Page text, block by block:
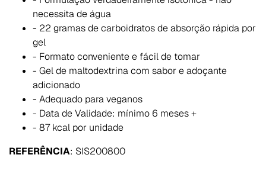
necessita de água
- 22 gramas de carboidratos de absorção rápida por
gel
- Formato conveniente e fácil de tomar
- Gel de maltodextrina com sabor e adoçante
adicionado
- Adequado para veganos
- Data de Validade: mínimo 6 meses +
- 87 kcal por unidade
REFERÊNCIA: SIS200800